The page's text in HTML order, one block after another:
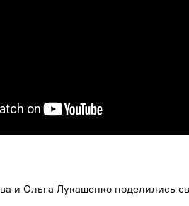
и Ольга Лукашенко поделились